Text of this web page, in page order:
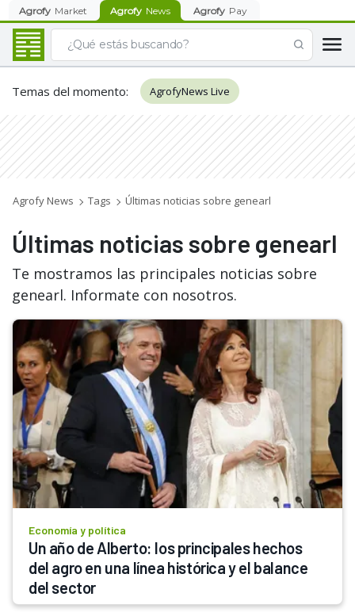
Agrofy Market Agrofy News Agrofy Pay
Temas del momento: AgrofyNews Live
Agrofy News Tags Últimas noticias sobre genearl
Últimas noticias sobre genearl
Te mostramos las principales noticias sobre
genearl. Informate con nosotros.
Economía y política
Un año de Alberto: los principales hechos
del agro en una línea histórica y el balance
del sector